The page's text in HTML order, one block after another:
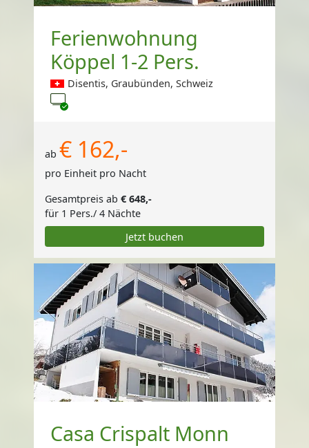
Ferienwohnung
Köppel 1-2 Pers.
Disentis, Graubünden, Schweiz
TV
ab € 162,-
pro Einheit pro Nacht
Gesamtpreis ab € 648,-
für 1 Pers./ 4 Nächte
Jetzt buchen
Casa Crispalt Monn